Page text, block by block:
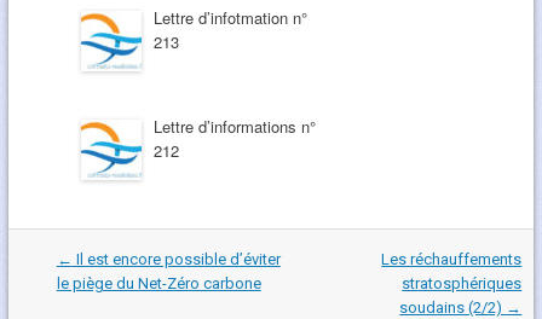
Lettre d’infotmation n°
213
Lettre d’informations n°
212
Navigation
dans
les
← Il est encore possible d’éviter
le piège du Net-Zéro carbone
Les réchauffements
stratosphériques
soudains (2/2) →